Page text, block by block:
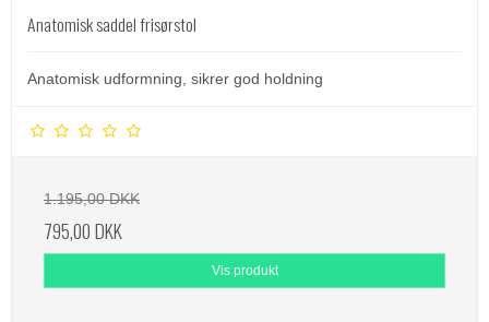
Anatomisk saddel frisørstol
Anatomisk udformning, sikrer god holdning
1.195,00 DKK
795,00 DKK
Vis produkt